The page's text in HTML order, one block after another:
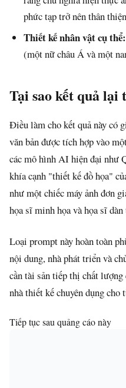
phức tạp trở nên thân
Thiết kế nhân vật cụ thể:
(một nữ châu Á và một
Tại sao kết quả lại
Điều làm cho kết quả này có
văn bản được tích hợp vào
các mô hình AI hiện đại như
khía cạnh "thiết kế đồ họa"
như một chiếc máy ảnh đơn
họa sĩ minh họa và họa sĩ dàn
Loại prompt này hoàn toàn
nội dung, nhà phát triển và
cần tài sản tiếp thị chất
nhà thiết kế chuyên dụng cho
Tiếp tục sau quảng cáo này